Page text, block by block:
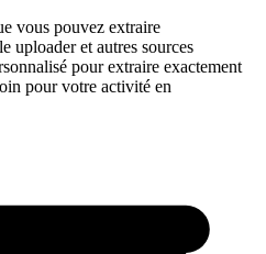
vous pouvez extraire
uploaderet autres sources
pour extraire exactement
pour votre activité en